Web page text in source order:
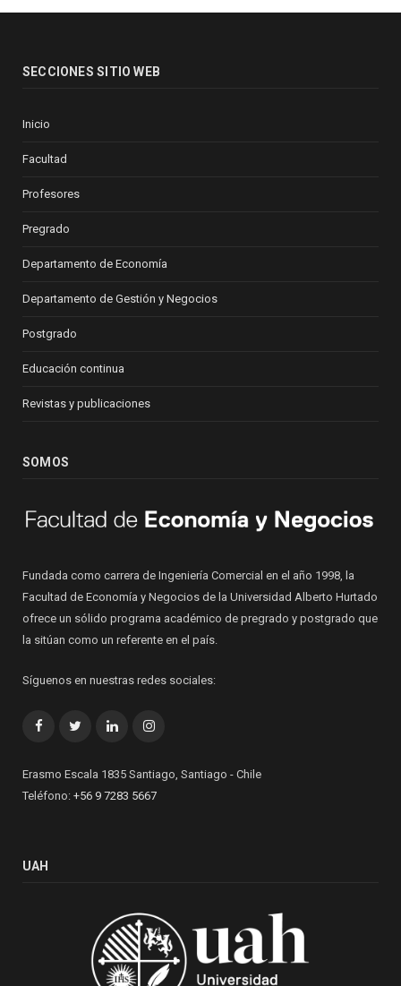
SECCIONES SITIO WEB
Inicio
Facultad
Profesores
Pregrado
Departamento de Economía
Departamento de Gestión y Negocios
Postgrado
Educación continua
Revistas y publicaciones
SOMOS
Fundada como carrera de Ingeniería Comercial en el año 1998, la
Facultad de Economía y Negocios de la Universidad Alberto Hurtado
ofrece un sólido programa académico de pregrado y postgrado que
la sitúan como un referente en el país.
Síguenos en nuestras redes sociales:
FacebookTwitterLinkedInInstagram
Erasmo Escala 1835 Santiago, Santiago - Chile
Teléfono: +56 9 7283 5667
UAH